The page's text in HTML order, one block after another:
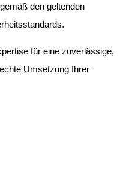
den geltenden
für eine zuverlässige,
Umsetzung Ihrer